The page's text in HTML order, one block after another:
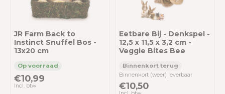
JR Farm Back to
Instinct Snuffel Bos -
13x20 cm
€10,99
Incl. btw
Eetbare Bij - Denkspel -
12,5 x 11,5 x 3,2 cm -
Veggie Bites Bee
Binnenkort (weer) leverbaar
€10,50